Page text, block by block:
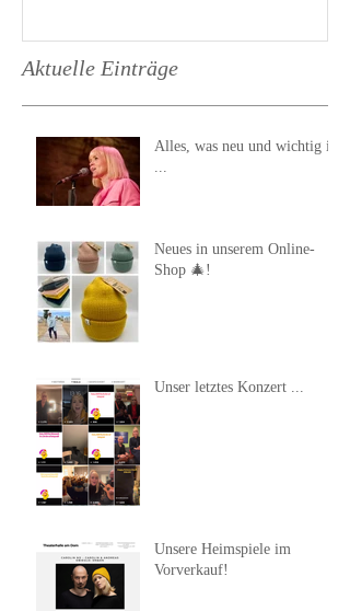
Aktuelle Einträge
Alles, was neu und wichtig ist
Neues in unserem Online-
Shop 🎄!
Unser letztes Konzert ...
Unsere Heimspiele im
Vorverkauf!